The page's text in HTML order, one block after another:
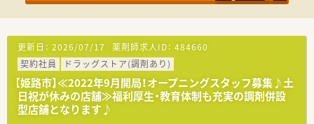
更新日： 2026/07/17 薬剤師求人ID： 484660
契約社員
ドラッグストア(調剤あり)
【姫路市】≪2022年9月開局！オープニングスタッフ募集♪土
日祝が休みの店舗≫福利厚生・教育体制も充実の調剤併設
型店舗となります♪